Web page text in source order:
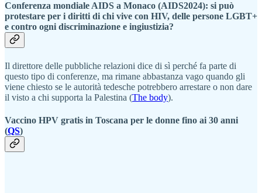
Conferenza mondiale AIDS a Monaco (AIDS2024): si può
protestare per i diritti di chi vive con HIV, delle persone LGBT+
e contro ogni discriminazione e ingiustizia?
Il direttore delle pubbliche relazioni dice di sì perché fa parte di
questo tipo di conferenze, ma rimane abbastanza vago quando gli
viene chiesto se le autorità tedesche potrebbero arrestare o non dare
il visto a chi supporta la Palestina (The body).
Vaccino HPV gratis in Toscana per le donne fino ai 30 anni
(QS)